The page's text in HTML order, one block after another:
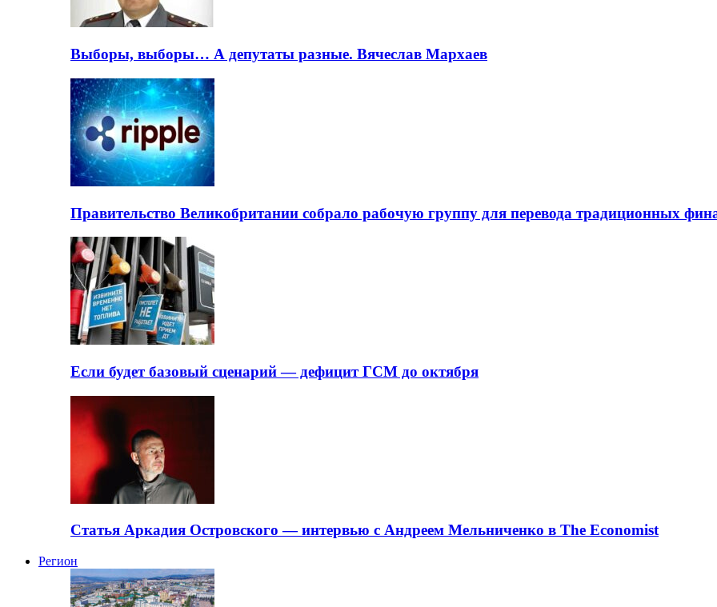
Выборы, выборы… А депутаты разные. Вячеслав Мархаев
Правительство Великобритании собрало рабочую группу для перевода традиционных
Если будет базовый сценарий — дефицит ГСМ до октября
Статья Аркадия Островского — интервью с Андреем Мельниченко в The Economist
Регион